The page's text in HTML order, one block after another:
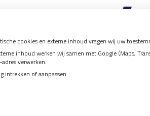
cookies en externe inhoud vragen wij uw
inhoud werken wij samen met Google (Maps,
verwerken.
intrekken of aanpassen.